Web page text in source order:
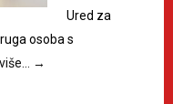
Ured za
osoba s
→